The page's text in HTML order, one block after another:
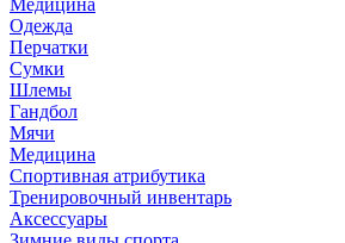
Медицина
Одежда
Перчатки
Сумки
Шлемы
Гандбол
Мячи
Медицина
Спортивная атрибутика
Тренировочный инвентарь
Аксессуары